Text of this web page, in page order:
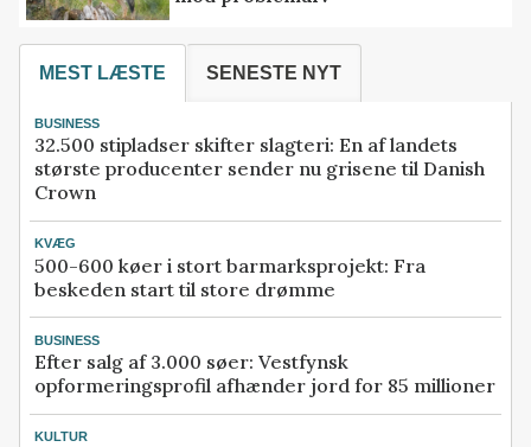
MEST LÆSTE SENESTE NYT
BUSINESS
32.500 stipladser skifter slagteri: En af landets
største producenter sender nu grisene til Danish
Crown
KVÆG
500-600 køer i stort barmarksprojekt: Fra
beskeden start til store drømme
BUSINESS
Efter salg af 3.000 søer: Vestfynsk
opformeringsprofil afhænder jord for 85 millioner
KULTUR